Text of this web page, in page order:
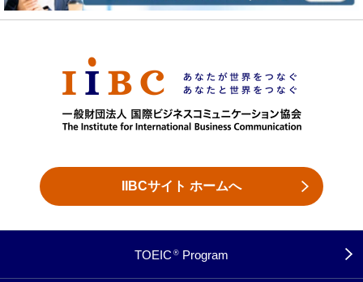
IIBCサイト ホームへ
TOEIC ® Program